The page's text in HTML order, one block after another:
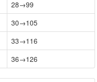
28→99
30→105
33→116
36→126